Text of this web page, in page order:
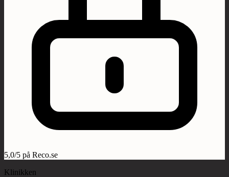
5,0/5 på Reco.se
Klinikken